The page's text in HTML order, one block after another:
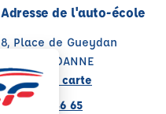
Adresse de l'auto-école
8, Place de Gueydan
13120 GARDANNE
Voir sur la carte
04 12 20 46 65